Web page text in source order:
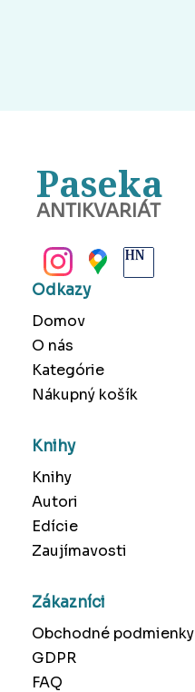
Paseka
ANTIKVARIÁT
Odkazy
Domov
O nás
Kategórie
Nákupný košík
Knihy
Knihy
Autori
Edície
Zaujímavosti
Zákazníci
Obchodné podmienky
GDPR
FAQ